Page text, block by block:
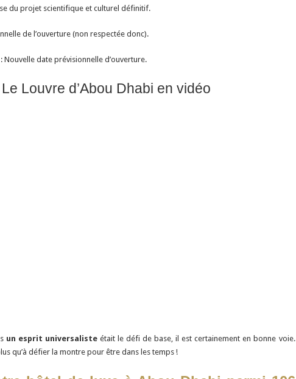
du projet scientifique et culturel définitif.
de l’ouverture (non respectée donc).
Nouvelle date prévisionnelle d’ouverture.
Le Louvre d’Abou Dhabi en vidéo
un esprit universalisteétait le défi de base, il est certainement en bonne voie.
qu’à défier la montre pour être dans les temps !